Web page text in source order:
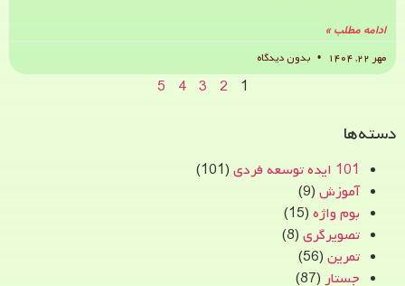
ادامه مطلب »
مهر ۲۲, ۱۴۰۴
بدون دیدگاه
1
2
3
4
5
دسته‌ها
101 ایده توسعه فردی
(101)
آموزش (9)
بوم واژه (15)
تصویرگری (8)
تمرین (56)
جستار (87)